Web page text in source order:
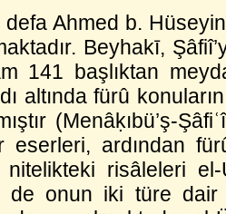
Ahmed b.
Beyhakī,
141 başlıktan
altında fürû
(Menâḳıbü’ş-Şâfiʿî
ardından
nitelikteki risâleleri
de onun iki türe dair